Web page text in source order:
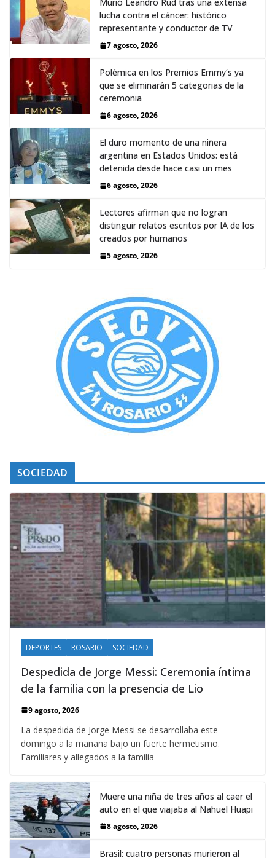
lucha contra el cáncer: histórico
representante y conductor de TV
7 agosto, 2026
Polémica en los Premios Emmy‘s ya
que se eliminarán 5 categorias de la
ceremonia
6 agosto, 2026
El duro momento de una niñera
argentina en Estados Unidos: está
detenida desde hace casi un mes
6 agosto, 2026
Lectores afirman que no logran
distinguir relatos escritos por IA de los
creados por humanos
5 agosto, 2026
SOCIEDAD
DEPORTES ROSARIO SOCIEDAD
Despedida de Jorge Messi: Ceremonia íntima
de la familia con la presencia de Lio
9 agosto, 2026
La despedida de Jorge Messi se desarrollaba este
domingo a la mañana bajo un fuerte hermetismo.
Familiares y allegados a la familia
Muere una niña de tres años al caer el
auto en el que viajaba al Nahuel Huapi
8 agosto, 2026
Brasil: cuatro personas murieron al